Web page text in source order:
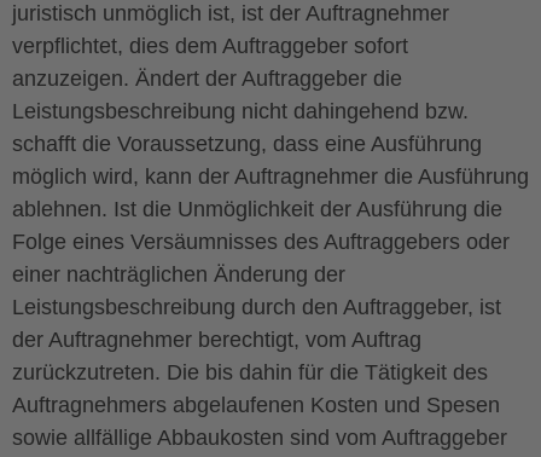
juristisch unmöglich ist, ist der Auftragnehmer
verpflichtet, dies dem Auftraggeber sofort
anzuzeigen. Ändert der Auftraggeber die
Leistungsbeschreibung nicht dahingehend bzw.
schafft die Voraussetzung, dass eine Ausführung
möglich wird, kann der Auftragnehmer die Ausführung
ablehnen. Ist die Unmöglichkeit der Ausführung die
Folge eines Versäumnisses des Auftraggebers oder
einer nachträglichen Änderung der
Leistungsbeschreibung durch den Auftraggeber, ist
der Auftragnehmer berechtigt, vom Auftrag
zurückzutreten. Die bis dahin für die Tätigkeit des
Auftragnehmers abgelaufenen Kosten und Spesen
sowie allfällige Abbaukosten sind vom Auftraggeber